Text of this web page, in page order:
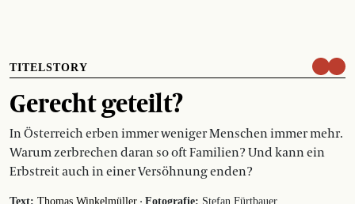
TITELSTORY
Gerecht geteilt?
In Österreich erben immer weniger Menschen immer mehr.
Warum zerbrechen daran so oft Familien? Und kann ein
Erbstreit auch in einer Versöhnung enden?
Text: Thomas Winkelmüller Fotografie: Stefan Fürtbauer